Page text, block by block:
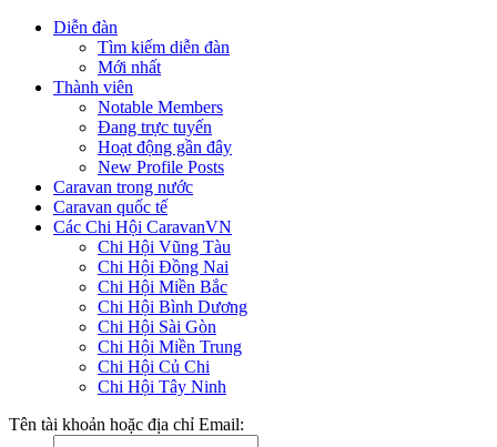
Diễn đàn
Tìm kiếm diễn đàn
Mới nhất
Thành viên
Notable Members
Đang trực tuyến
Hoạt động gần đây
New Profile Posts
Caravan trong nước
Caravan quốc tế
Các Chi Hội CaravanVN
Chi Hội Vũng Tàu
Chi Hội Đồng Nai
Chi Hội Miền Bắc
Chi Hội Bình Dương
Chi Hội Sài Gòn
Chi Hội Miền Trung
Chi Hội Củ Chi
Chi Hội Tây Ninh
Tên tài khoản hoặc địa chỉ Email: